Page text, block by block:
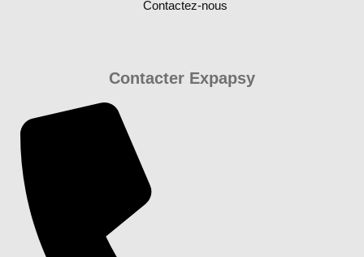
Contactez-nous
Contacter Expapsy